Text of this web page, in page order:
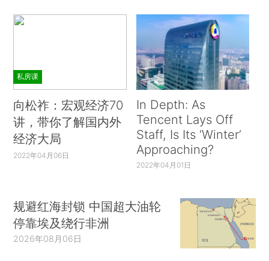
私房课
向松祚：宏观经济70
讲，带你了解国内外
经济大局
2022年04月06日
In Depth: As
Tencent Lays Off
Staff, Is Its ‘Winter’
Approaching?
2022年04月01日
规避红海封锁 中国超大油轮
停靠埃及绕行非洲
2026年08月06日